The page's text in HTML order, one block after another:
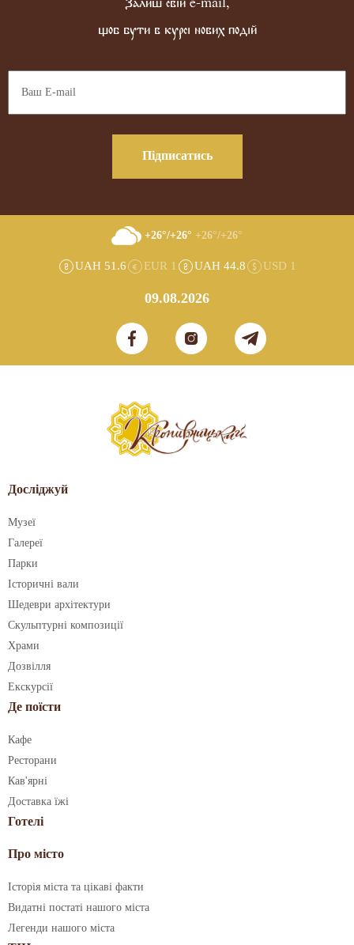
щоб бути в курсі нових подій
Підписатись
+26°/+26° +26°/+26°
UAH 51.6 EUR 1 UAH 44.8 USD 1
09.08.2026
Досліджуй
Музеї
Галереї
Парки
Історичні вали
Шедеври архітектури
Скульптурні композиції
Храми
Дозвілля
Екскурсії
Де поїсти
Кафе
Ресторани
Кав'ярні
Доставка їжі
Готелі
Про місто
Історія міста та цікаві факти
Видатні постаті нашого міста
Легенди нашого міста